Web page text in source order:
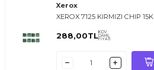
Xerox
XEROX 7125 KIRMIZI CHIP 15K
288,00TLKDV
DAHİL
FİYATI